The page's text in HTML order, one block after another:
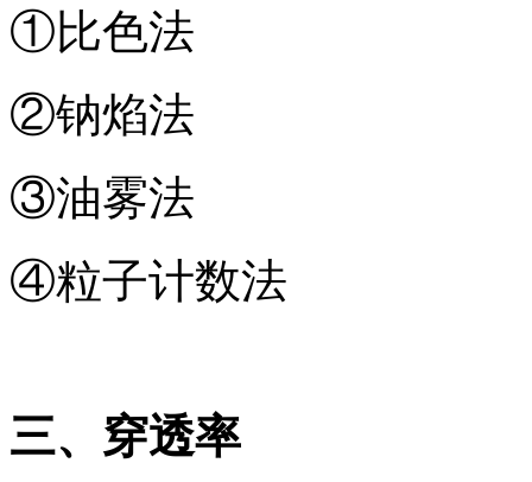
①比色法
②钠焰法
③油雾法
④粒子计数法
三、穿透率